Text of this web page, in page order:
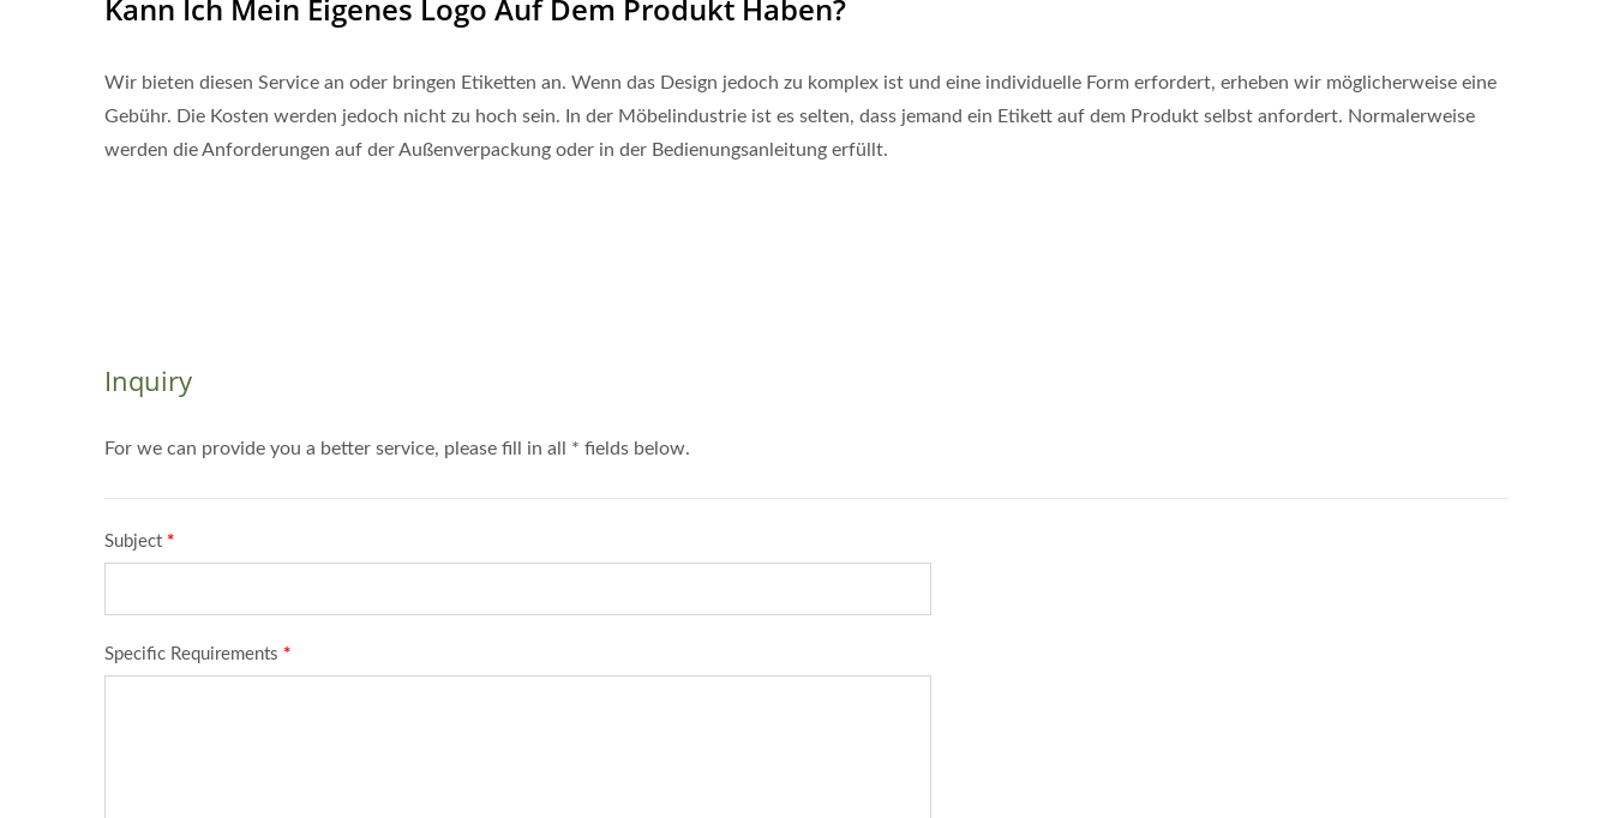
Kann Ich Mein Eigenes Logo Auf Dem Produkt Haben?
Wir bieten diesen Service an oder bringen Etiketten an. Wenn das Design jedoch zu komplex ist und eine individuelle Form erfordert, erheben wir möglicherweise eine
Gebühr. Die Kosten werden jedoch nicht zu hoch sein. In der Möbelindustrie ist es selten, dass jemand ein Etikett auf dem Produkt selbst anfordert. Normalerweise
werden die Anforderungen auf der Außenverpackung oder in der Bedienungsanleitung erfüllt.